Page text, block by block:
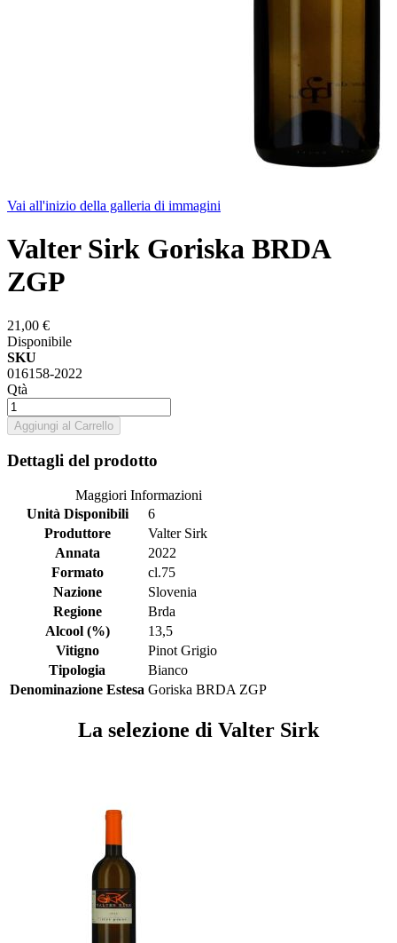
Vai all'inizio della galleria di immagini
Valter Sirk Goriska BRDA
ZGP
21,00 €
Disponibile
SKU
016158-2022
Qtà
Aggiungi al Carrello
Dettagli del prodotto
Maggiori Informazioni
Unità Disponibili
6
Produttore
Valter Sirk
Annata
2022
Formato
cl.75
Nazione
Slovenia
Regione
Brda
Alcool (%)
13,5
Vitigno
Pinot Grigio
Tipologia
Bianco
Denominazione Estesa Goriska BRDA ZGP
La selezione di Valter Sirk